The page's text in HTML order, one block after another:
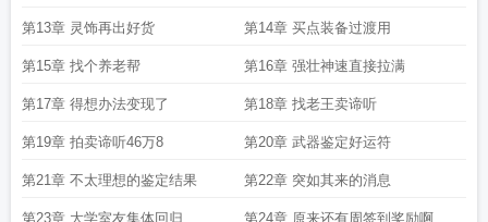
第13章 灵饰再出好货 第14章 买点装备过渡用
第15章 找个养老帮 第16章 强壮神速直接拉满
第17章 得想办法变现了 第18章 找老王卖谛听
第19章 拍卖谛听46万8 第20章 武器鉴定好运符
第21章 不太理想的鉴定结果 第22章 突如其来的消息
第23章 大学室友集体回归 第24章 原来还有周签到奖励啊